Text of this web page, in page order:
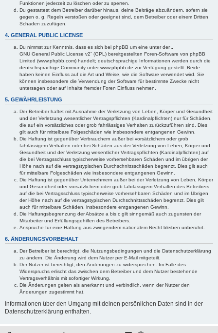
Funktionen jederzeit zu löschen oder zu sperren.
Du gestattest dem Betreiber darüber hinaus, deine Beiträge abzuändern, sofern sie
gegen o. g. Regeln verstoßen oder geeignet sind, dem Betreiber oder einem Dritten
Schaden zuzufügen.
4. GENERAL PUBLIC LICENSE
Du nimmst zur Kenntnis, dass es sich bei phpBB um eine unter der „
GNU General Public License v2“ (GPL) bereitgestellten Foren-Software von phpBB
Limited (www.phpbb.com) handelt; deutschsprachige Informationen werden durch die
deutschsprachige Community unter www.phpbb.de zur Verfügung gestellt. Beide
haben keinen Einfluss auf die Art und Weise, wie die Software verwendet wird. Sie
können insbesondere die Verwendung der Software für bestimmte Zwecke nicht
untersagen oder auf Inhalte fremder Foren Einfluss nehmen.
5. GEWÄHRLEISTUNG
Der Betreiber haftet mit Ausnahme der Verletzung von Leben, Körper und Gesundheit
und der Verletzung wesentlicher Vertragspflichten (Kardinalpflichten) nur für Schäden,
die auf ein vorsätzliches oder grob fahrlässiges Verhalten zurückzuführen sind. Dies
gilt auch für mittelbare Folgeschäden wie insbesondere entgangenen Gewinn.
Die Haftung ist gegenüber Verbrauchern außer bei vorsätzlichem oder grob
fahrlässigem Verhalten oder bei Schäden aus der Verletzung von Leben, Körper und
Gesundheit und der Verletzung wesentlicher Vertragspflichten (Kardinalpflichten) auf
die bei Vertragsschluss typischerweise vorhersehbaren Schäden und im übrigen der
Höhe nach auf die vertragstypischen Durchschnittsschäden begrenzt. Dies gilt auch
für mittelbare Folgeschäden wie insbesondere entgangenen Gewinn.
Die Haftung ist gegenüber Unternehmern außer bei der Verletzung von Leben, Körper
und Gesundheit oder vorsätzlichem oder grob fahrlässigem Verhalten des Betreibers
auf die bei Vertragsschluss typischerweise vorhersehbaren Schäden und im Übrigen
der Höhe nach auf die vertragstypischen Durchschnittsschäden begrenzt. Dies gilt
auch für mittelbare Schäden, insbesondere entgangenen Gewinn.
Die Haftungsbegrenzung der Absätze a bis c gilt sinngemäß auch zugunsten der
Mitarbeiter und Erfüllungsgehilfen des Betreibers.
Ansprüche für eine Haftung aus zwingendem nationalem Recht bleiben unberührt.
6. ÄNDERUNGSVORBEHALT
Der Betreiber ist berechtigt, die Nutzungsbedingungen und die Datenschutzerklärung
zu ändern. Die Änderung wird dem Nutzer per E-Mail mitgeteilt.
Der Nutzer ist berechtigt, den Änderungen zu widersprechen. Im Falle des
Widerspruchs erlischt das zwischen dem Betreiber und dem Nutzer bestehende
Vertragsverhältnis mit sofortiger Wirkung.
Die Änderungen gelten als anerkannt und verbindlich, wenn der Nutzer den
Änderungen zugestimmt hat.
Informationen über den Umgang mit deinen persönlichen Daten sind in der
Datenschutzerklärung enthalten.